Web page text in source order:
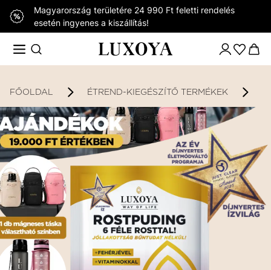
Magyarország területére 24 990 Ft feletti rendelés
esetén ingyenes a kiszállítás!
FŐOLDAL ÉTREND-KIEGÉSZÍTŐ TERMÉKEK